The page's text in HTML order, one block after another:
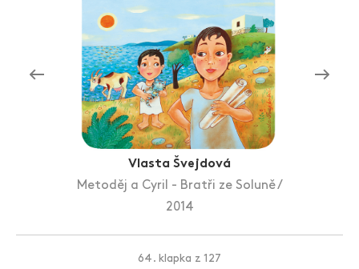
Aktuální výstavy
Aukce filmových klapek
Aktuality
Zlín Film Festival
Vlasta Švejdová
Metoděj a Cyril - Bratři ze Soluně /
2014
64. klapka z 127